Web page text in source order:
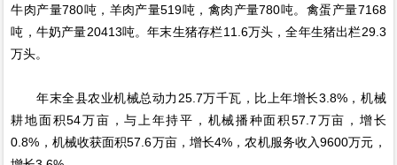
牛肉产量780吨，羊肉产量519吨，禽肉产量780吨。禽蛋产量7168
吨，牛奶产量20413吨。年末生猪存栏11.6万头，全年生猪出栏29.3
万头。
年末全县农业机械总动力25.7万千瓦，比上年增长3.8%，机械
耕地面积54万亩，与上年持平，机械播种面积57.7万亩，增长
0.8%，机械收获面积57.6万亩，增长4%，农机服务收入9600万元，